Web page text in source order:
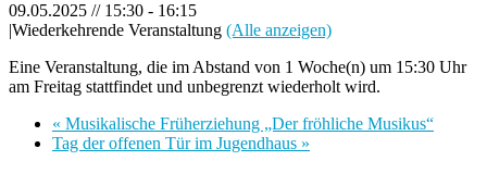
09.05.2025 // 15:30 - 16:15
|Wiederkehrende Veranstaltung (Alle anzeigen)
Eine Veranstaltung, die im Abstand von 1 Woche(n) um 15:30 Uhr
am Freitag stattfindet und unbegrenzt wiederholt wird.
« Musikalische Früherziehung „Der fröhliche Musikus“
Tag der offenen Tür im Jugendhaus »